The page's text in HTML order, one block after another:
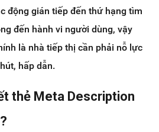
động gián tiếp đến thứ hạng tìm
đến hành vi người dùng, vậy
là nhà tiếp thị cần phải nỗ lực
hấp dẫn.
thẻ Meta Description